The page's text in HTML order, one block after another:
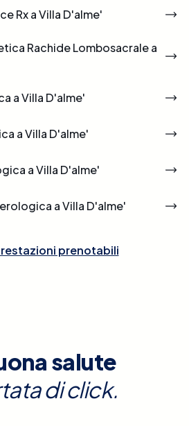
Rx a Villa D'alme'
Rachide Lombosacrale a
a Villa D'alme'
a Villa D'alme'
a Villa D'alme'
a Villa D'alme'
prenotabili
salute
di click.